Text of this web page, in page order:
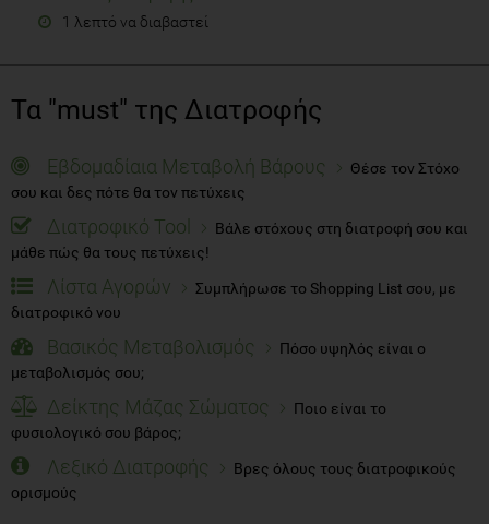
1 λεπτό να διαβαστεί
Τα "must" της Διατροφής
Εβδομαδίαια Μεταβολή Βάρους
Θέσε τον Στόχο
σου και δες πότε θα τον πετύχεις
Διατροφικό Tool
Βάλε στόχους στη διατροφή σου και
μάθε πώς θα τους πετύχεις!
Λίστα Αγορών
Συμπλήρωσε το Shopping List σου, με
διατροφικό νου
Βασικός Μεταβολισμός
Πόσο υψηλός είναι ο
μεταβολισμός σου;
Δείκτης Μάζας Σώματος
Ποιο είναι το
φυσιολογικό σου βάρος;
Λεξικό Διατροφής
Βρες όλους τους διατροφικούς
ορισμούς